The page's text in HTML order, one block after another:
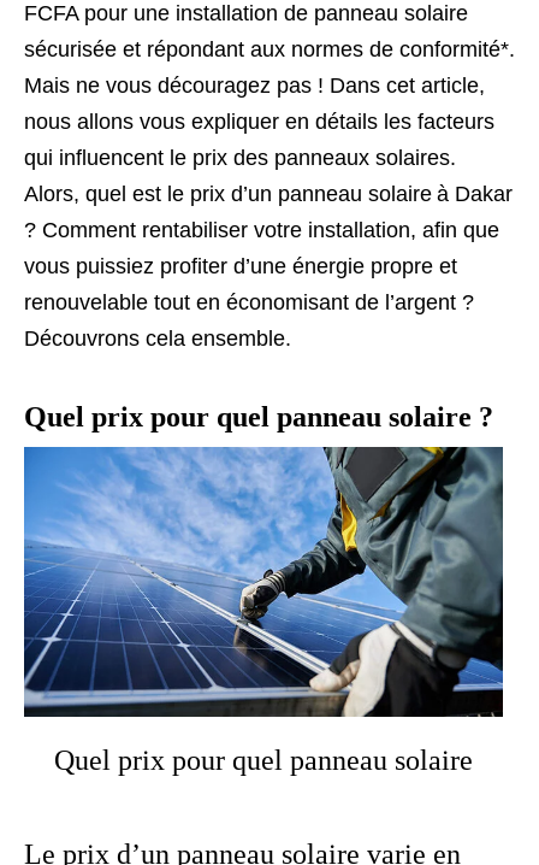
FCFA pour une installation de panneau solaire
sécurisée et répondant aux normes de conformité*.
Mais ne vous découragez pas ! Dans cet article,
nous allons vous expliquer en détails les facteurs
qui influencent le prix des panneaux solaires.
Alors, quel est le prix d’un panneau solaire à Dakar
? Comment rentabiliser votre installation, afin que
vous puissiez profiter d’une énergie propre et
renouvelable tout en économisant de l’argent ?
Découvrons cela ensemble.
Quel prix pour quel panneau solaire ?
Quel prix pour quel panneau solaire
Le prix d’un panneau solaire varie en